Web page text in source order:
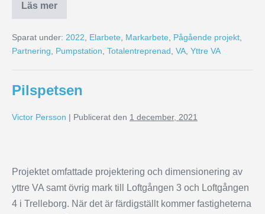
Läs mer
Sparat under: 2022 Elarbete Markarbete Pågående projekt
Partnering
Pumpstation Totalentreprenad VA Yttre VA
Pilspetsen
Victor Persson | Publicerat den 1 december, 2021
Projektet omfattade projektering och dimensionering av
yttre VA samt övrig mark till Loftgången 3 och Loftgången
4 i Trelleborg. När det är färdigställt kommer fastigheterna